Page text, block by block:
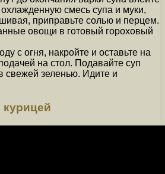
охлажденную смесь супа и муки,
приправьте солью и перцем.
овощи в готовый гороховый
с огня, накройте и оставьте на
на стол. Подавайте суп
свежей зеленью. Идите и